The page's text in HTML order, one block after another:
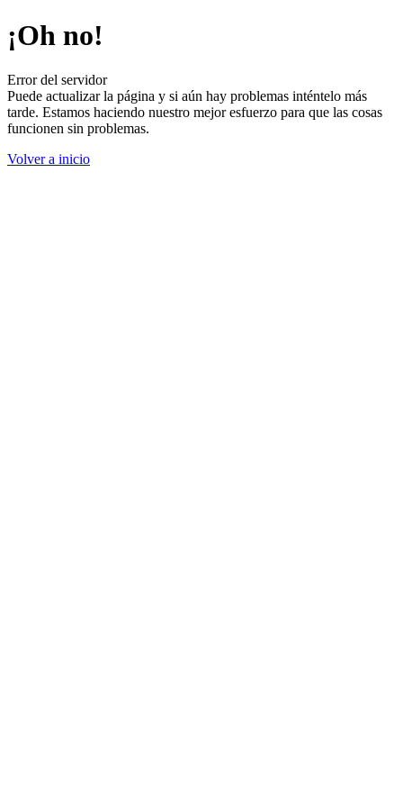
¡Oh no!
Error del servidor
Puede actualizar la página y si aún hay problemas inténtelo más
tarde. Estamos haciendo nuestro mejor esfuerzo para que las cosas
funcionen sin problemas.
Volver a inicio